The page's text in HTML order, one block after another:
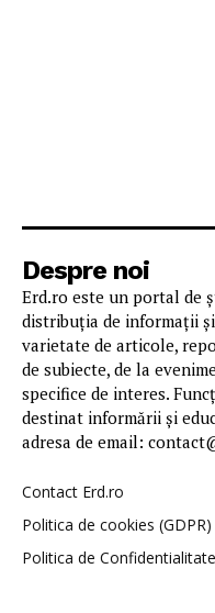
Despre noi
Erd.ro este un portal de
distribuția de informații
varietate de articole,
de subiecte, de la
specifice de interes.
destinat informării și
adresa de email:
Contact Erd.ro
Politica de cookies (GDPR)
Politica de